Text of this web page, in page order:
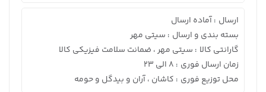
ارسال : آماده ارسال
بسته بندی و ارسال : سیتی مهر
گارانتی کالا : سیتی مهر ، ضمانت سلامت فیزیکی کالا
زمان ارسال فوری : 8 الی 23
محل توزیع فوری : کاشان ، آران و بیدگل و حومه